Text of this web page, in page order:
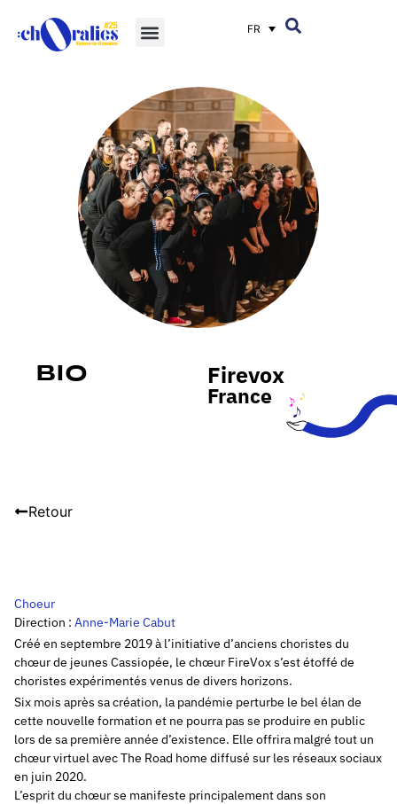
FR
Bio Firevox
France
Retour
Choeur
Direction : Anne-Marie Cabut
Créé en septembre 2019 à l’initiative d’anciens choristes du
chœur de jeunes Cassiopée, le chœur FireVox s’est étoffé de
choristes expérimentés venus de divers horizons.
Six mois après sa création, la pandémie perturbe le bel élan de
cette nouvelle formation et ne pourra pas se produire en public
lors de sa première année d’existence. Elle offrira malgré tout un
chœur virtuel avec The Road home diffusé sur les réseaux sociaux
en juin 2020.
L’esprit du chœur se manifeste principalement dans son